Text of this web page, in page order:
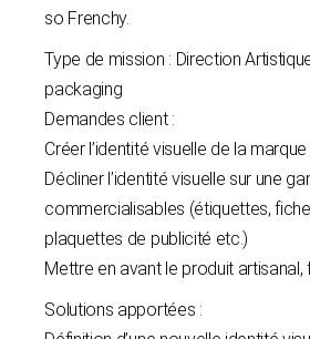
so Frenchy.
Type de mission : Direction
packaging
Demandes client :
Créer l’identité visuelle de la
Décliner l’identité visuelle sur une
commercialisables (étiquettes,
plaquettes de publicité etc.)
Mettre en avant le produit
Solutions apportées :